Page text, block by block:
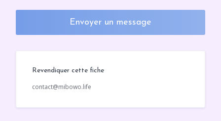
Envoyer un message
Revendiquer cette fiche
contact@mibowo.life